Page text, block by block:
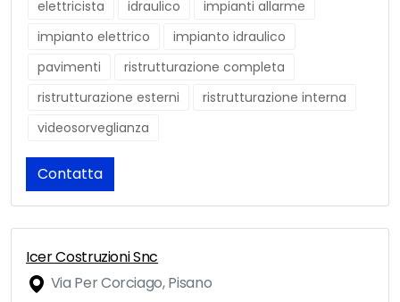
elettricista idraulico
impianti allarme
impianto elettrico
impianto idraulico
pavimenti
ristrutturazione completa
ristrutturazione esterni
ristrutturazione interna
videosorveglianza
Contatta
Icer Costruzioni Snc
Via Per Corciago, Pisano